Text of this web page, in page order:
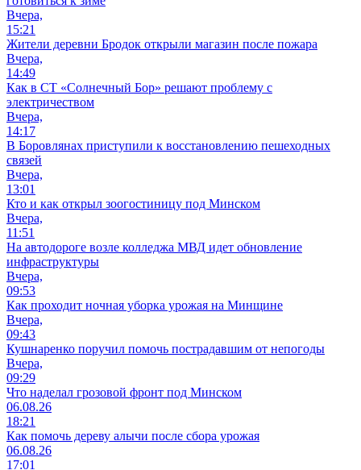
Вчера,
15:21
Жители деревни Бродок открыли магазин после пожара
Вчера,
14:49
Как в СТ «Солнечный Бор» решают проблему с
электричеством
Вчера,
14:17
В Боровлянах приступили к восстановлению пешеходных
связей
Вчера,
13:01
Кто и как открыл зоогостиницу под Минском
Вчера,
11:51
На автодороге возле колледжа МВД идет обновление
инфраструктуры
Вчера,
09:53
Как проходит ночная уборка урожая на Минщине
Вчера,
09:43
Кушнаренко поручил помочь пострадавшим от непогоды
Вчера,
09:29
Что наделал грозовой фронт под Минском
06.08.26
18:21
Как помочь дереву алычи после сбора урожая
06.08.26
17:01